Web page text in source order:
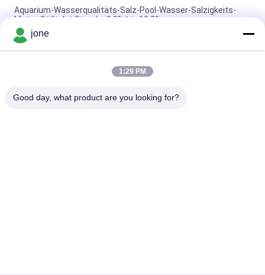
Aquarium-Wasserqualitäts-Salz-Pool-Wasser-Salzigkeits-
Meter-Stift-Art Strecke 0,0% bis 10,0%
Hohe Genauigkeits-Stift-Art pH-Meter Ortable Digital für
Wasser, 20*27mm Größe
Hohe Präzisions-elektronisches Digital-pH-Meter für
jone
1:29 PM
Good day, what product are you looking for?